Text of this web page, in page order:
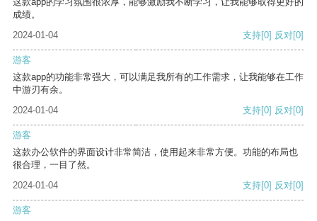
成绩。
2024-01-04
支持[0] 反对[0]
游客
这款app的功能非常强大，可以满足我所有的工作需求，让我能够在工作
中游刃有余。
2024-01-04
支持[0] 反对[0]
游客
这款办公软件的界面设计非常简洁，使用起来非常方便。功能的布局也
很合理，一目了然。
2024-01-04
支持[0] 反对[0]
游客